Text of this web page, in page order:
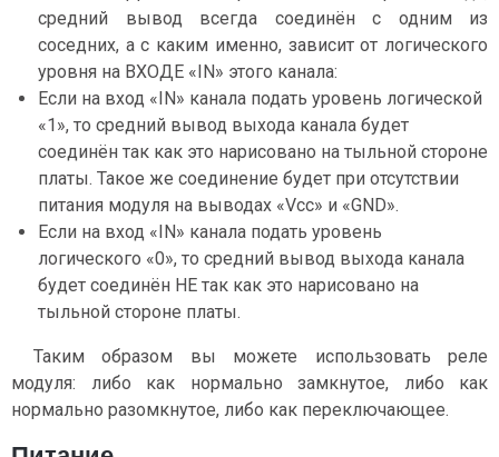
средний вывод всегда соединён с одним из
соседних, а с каким именно, зависит от логического
уровня на ВХОДЕ «IN» этого канала:
Если на вход «IN» канала подать уровень логической
«1», то средний вывод выхода канала будет
соединён так как это нарисовано на тыльной стороне
платы. Такое же соединение будет при отсутствии
питания модуля на выводах «Vcc» и «GND».
Если на вход «IN» канала подать уровень
логического «0», то средний вывод выхода канала
будет соединён НЕ так как это нарисовано на
тыльной стороне платы.
Таким образом вы можете использовать реле
модуля: либо как нормально замкнутое, либо как
нормально разомкнутое, либо как переключающее.